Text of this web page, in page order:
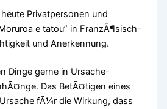
Privatpersonen und
e tatou” in FranzÃ¶sisch-
und Anerkennung.
Dinge gerne in Ursache-
Das BetÃ¤tigen eines
fÃ¼r die Wirkung, dass